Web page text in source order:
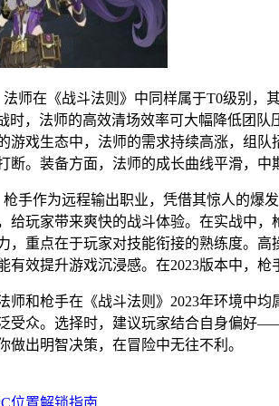
师在《战斗法则》中同样属于T0级别
时，法师的高效清场效率可大幅降低团
游戏生态中，法师的需求持续高涨，组
断。装备方面，法师的成长曲线平滑，
手作为远程输出职业，凭借其惊人的
给玩家带来爽快的战斗体验。在实战中
，重点在于玩家对技能衔接的熟练度。
有效提升游戏沉浸感。在2023版本中，
师和枪手在《战斗法则》2023年环境中
受众。选择时，建议玩家结合自身偏好
做出明智决策，在冒险中无往不利。